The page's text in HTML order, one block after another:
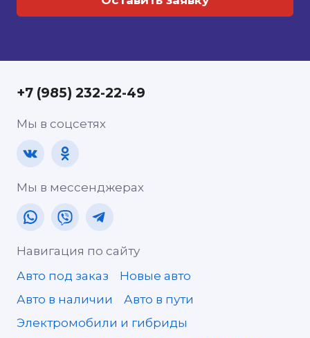
+7 (985) 232-22-49
Мы в соцсетях
Мы в мессенджерах
Навигация по сайту
Авто под заказ
Новые авто
Авто в наличии
Авто в пути
Электромобили и гибриды